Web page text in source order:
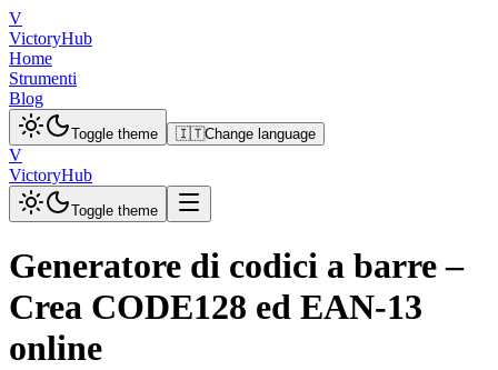
V
VictoryHub
Home
Strumenti
Blog
Toggle theme 🇮🇹Change language
V
VictoryHub
Toggle theme
Generatore di codici a barre –
Crea CODE128 ed EAN-13
online